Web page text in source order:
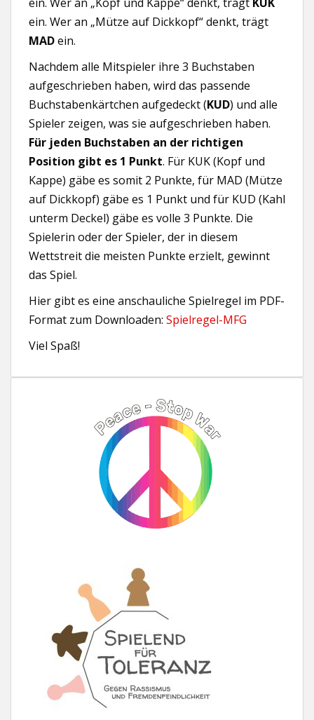
ein. Wer an „Mütze auf Dickkopf“ denkt, trägt
MADein.
Nachdem alle Mitspieler ihre 3 Buchstaben
aufgeschrieben haben, wird das passende
Buchstabenkärtchen aufgedeckt (KUD) und alle
Spieler zeigen, was sie aufgeschrieben haben.
Für jeden Buchstaben an der richtigen
Position gibt es 1 Punkt. Für KUK (Kopf und
Kappe) gäbe es somit 2 Punkte, für MAD (Mütze
auf Dickkopf) gäbe es 1 Punkt und für KUD (Kahl
unterm Deckel) gäbe es volle 3 Punkte. Die
Spielerin oder der Spieler, der in diesem
Wettstreit die meisten Punkte erzielt, gewinnt
das Spiel.
Hier gibt es eine anschauliche Spielregel im PDF-
Format zum Downloaden: Spielregel-MFG
Viel Spaß!